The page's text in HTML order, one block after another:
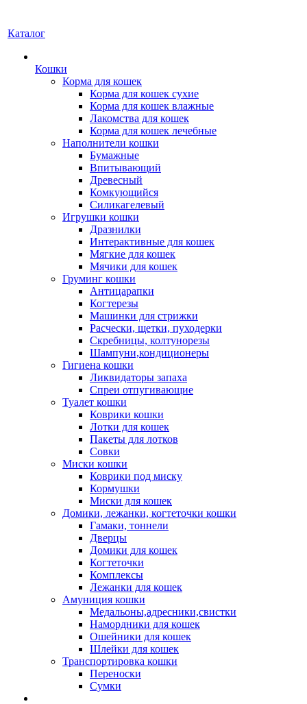
Каталог
Кошки
Корма для кошек
Корма для кошек сухие
Корма для кошек влажные
Лакомства для кошек
Корма для кошек лечебные
Наполнители кошки
Бумажные
Впитывающий
Древесный
Комкующийся
Силикагелевый
Игрушки кошки
Дразнилки
Интерактивные для кошек
Мягкие для кошек
Мячики для кошек
Груминг кошки
Антицарапки
Когтерезы
Машинки для стрижки
Расчески, щетки, пуходерки
Скребницы, колтунорезы
Шампуни,кондиционеры
Гигиена кошки
Ликвидаторы запаха
Спреи отпугивающие
Туалет кошки
Коврики кошки
Лотки для кошек
Пакеты для лотков
Совки
Миски кошки
Коврики под миску
Кормушки
Миски для кошек
Домики, лежанки, когтеточки кошки
Гамаки, тоннели
Дверцы
Домики для кошек
Когтеточки
Комплексы
Лежанки для кошек
Амуниция кошки
Медальоны,адресники,свистки
Намордники для кошек
Ошейники для кошек
Шлейки для кошек
Транспортировка кошки
Переноски
Сумки